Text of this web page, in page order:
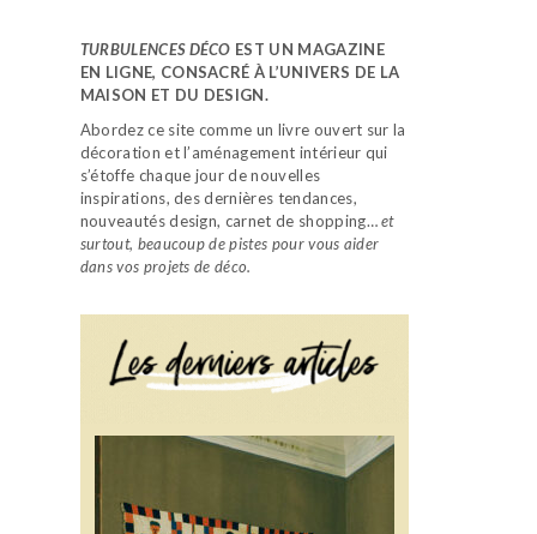
TURBULENCES DÉCO EST UN MAGAZINE
EN LIGNE, CONSACRÉ À L’UNIVERS DE LA
MAISON ET DU DESIGN.
Abordez ce site comme un livre ouvert sur la
décoration et l’aménagement intérieur qui
s’étoffe chaque jour de nouvelles
inspirations, des dernières tendances,
nouveautés design, carnet de shopping…et
surtout, beaucoup de pistes pour vous aider
dans vos projets de déco.